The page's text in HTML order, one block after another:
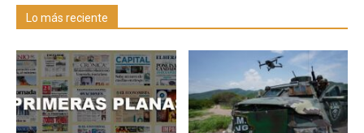
Lo más reciente